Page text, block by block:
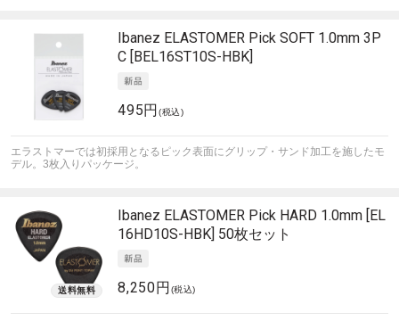
Ibanez ELASTOMER Pick SOFT 1.0mm 3P
C [BEL16ST10S-HBK]
495円(税込)
エラストマーでは初採用となるピック表面にグリップ・サンド加工を施したモ
デル。3枚入りパッケージ。
Ibanez ELASTOMER Pick HARD 1.0mm [EL
16HD10S-HBK] 50枚セット
8,250円 (税込)